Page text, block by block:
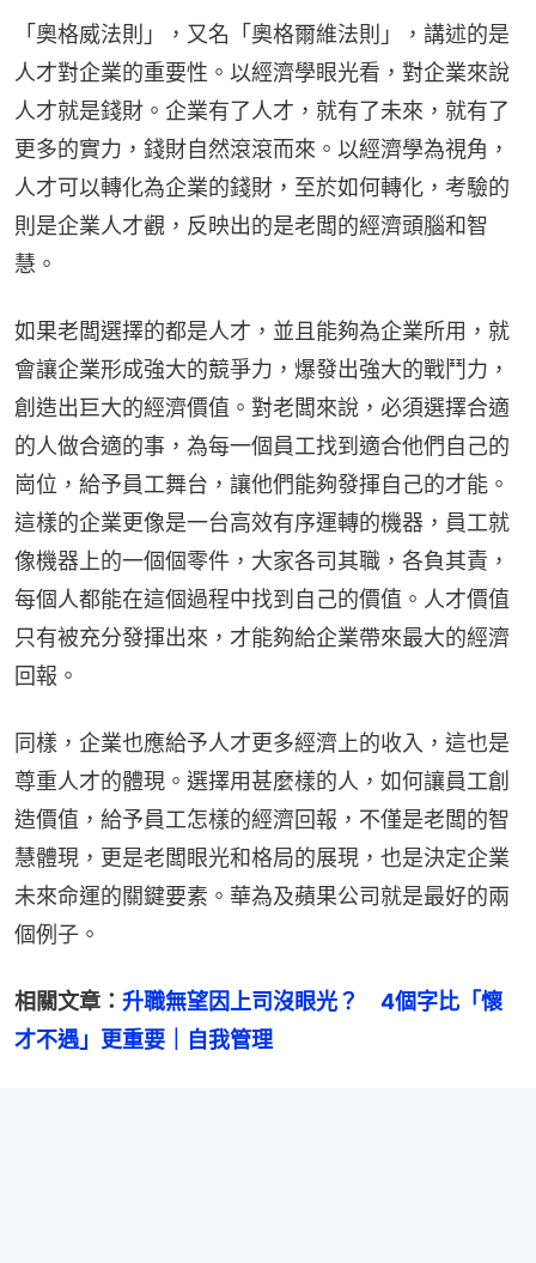
「奧格威法則」，又名「奧格爾維法則」，講述的是
人才對企業的重要性。以經濟學眼光看，對企業來說
人才就是錢財。企業有了人才，就有了未來，就有了
更多的實力，錢財自然滾滾而來。以經濟學為視角，
人才可以轉化為企業的錢財，至於如何轉化，考驗的
則是企業人才觀，反映出的是老闆的經濟頭腦和智
慧。
如果老闆選擇的都是人才，並且能夠為企業所用，就
會讓企業形成強大的競爭力，爆發出強大的戰鬥力，
創造出巨大的經濟價值。對老闆來說，必須選擇合適
的人做合適的事，為每一個員工找到適合他們自己的
崗位，給予員工舞台，讓他們能夠發揮自己的才能。
這樣的企業更像是一台高效有序運轉的機器，員工就
像機器上的一個個零件，大家各司其職，各負其責，
每個人都能在這個過程中找到自己的價值。人才價值
只有被充分發揮出來，才能夠給企業帶來最大的經濟
回報。
同樣，企業也應給予人才更多經濟上的收入，這也是
尊重人才的體現。選擇用甚麼樣的人，如何讓員工創
造價值，給予員工怎樣的經濟回報，不僅是老闆的智
慧體現，更是老闆眼光和格局的展現，也是決定企業
未來命運的關鍵要素。華為及蘋果公司就是最好的兩
個例子。
相關文章： 升職無望因上司沒眼光？　4個字比「懷
才不遇」更重要｜自我管理